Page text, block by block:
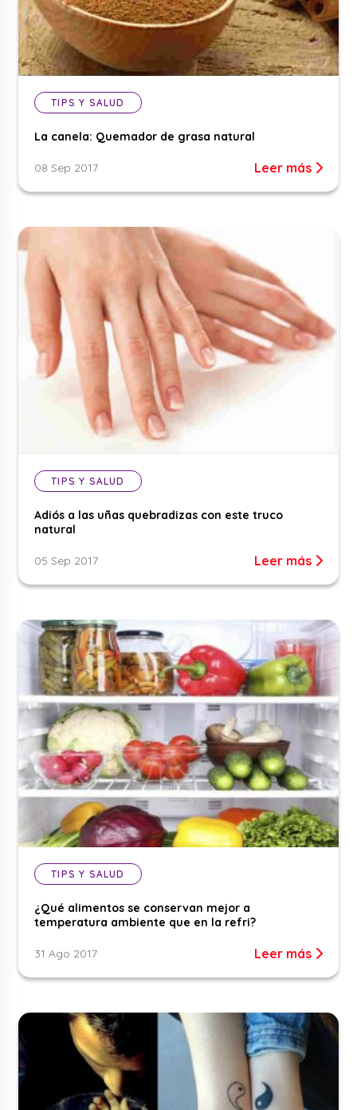
TIPS Y SALUD
La canela: Quemador de grasa natural
08 Sep 2017 Leer más
TIPS Y SALUD
Adiós a las uñas quebradizas con este truco
natural
05 Sep 2017 Leer más
TIPS Y SALUD
¿Qué alimentos se conservan mejor a
temperatura ambiente que en la refri?
31 Ago 2017 Leer más